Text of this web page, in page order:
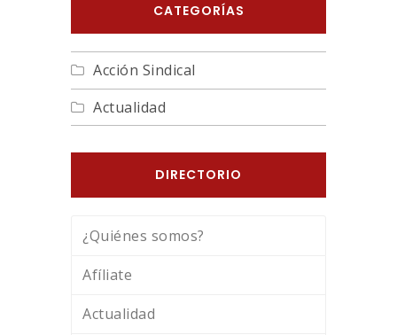
CATEGORÍAS
Acción Sindical
Actualidad
DIRECTORIO
¿Quiénes somos?
Afíliate
Actualidad